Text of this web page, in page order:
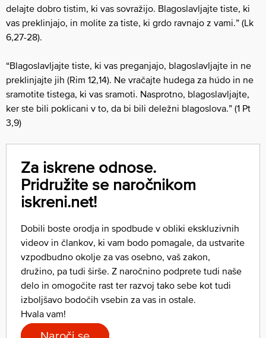
delajte dobro tistim, ki vas sovražijo. Blagoslavljajte tiste, ki
vas preklinjajo, in molite za tiste, ki grdo ravnajo z vami.” (Lk
6,27-28).
“Blagoslavljajte tiste, ki vas preganjajo, blagoslavljajte in ne
preklinjajte jih (Rim 12,14). Ne vračajte hudega za húdo in ne
sramotite tistega, ki vas sramoti. Nasprotno, blagoslavljajte,
ker ste bili poklicani v to, da bi bili deležni blagoslova.” (1 Pt
3,9)
Za iskrene odnose.
Pridružite se naročnikom
iskreni.net!
Dobili boste orodja in spodbude v obliki ekskluzivnih
videov in člankov, ki vam bodo pomagale, da ustvarite
vzpodbudno okolje za vas osebno, vaš zakon,
družino, pa tudi širše. Z naročnino podprete tudi naše
delo in omogočite rast ter razvoj tako sebe kot tudi
izboljšavo bodočih vsebin za vas in ostale.
Hvala vam!